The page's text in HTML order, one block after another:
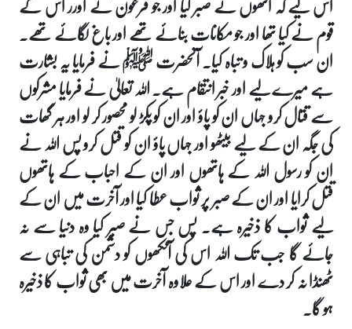
قوم نے کیا تھا اور جو مکانات بنائے تھے اور باغ لگائے تھے۔
ان سب کو ہلاک و تباہ کیا۔ آنحضرت ﷺ نے فرمایا یہ بشارت
ہے میرے لیے اور خبر انتقام ہے۔ اللہ تعالیٰ نے فرمایا مشرکوں
سے قتال کرو جہاں ان کو پاؤ اور ان کو پکڑ لو محصور کر لو اور ہر گھات
کی جگہ ان کے لیے بیٹھو اور جہاں پاؤ ان کو قتل کرو پس اللہ نے
ان کو رسول اللہ کے ہاتھوں اور ان کے احباب کے ہاتھوں
قتل کرایا اور ان کے صبر پر ثواب عطا کیا اور آخرت میں ان کے
لیے ثواب کا ذخیرہ ہے۔ پس جس نے صبر کیا وہ دنیا سے نہ
جائے گا جب تک اللہ اس کی آنکھوں کو دشمن کی تباہی سے
ٹھنڈا نہ کر دے اور اس کے علاوہ آخرت میں بھی ثواب کا ذخیرہ
ہو گا۔